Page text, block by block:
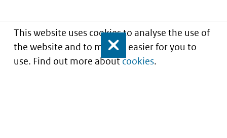
This website uses cookies to analyse the use of
the website and to make it easier for you to
use. Find out more aboutcookies.
Close